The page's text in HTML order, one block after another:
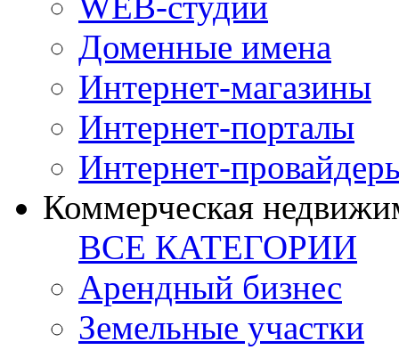
Доменные имена
Интернет-магазины
Интернет-порталы
Интернет-
Коммерческая
ВСЕ КАТЕГОРИИ
Арендный бизнес
Земельные участки